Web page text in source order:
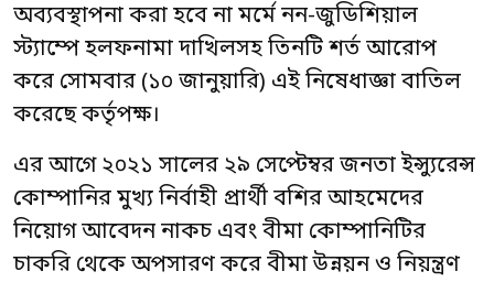
অব্যবস্থাপনা করা হবে না মর্মে নন-জুডিশিয়াল
স্ট্যাম্পে হলফনামা দাখিলসহ তিনটি শর্ত আরোপ
করে সোমবার (১০ জানুয়ারি) এই নিষেধাজ্ঞা বাতিল
করেছে কর্তৃপক্ষ।
এর আগে ২০২১ সালের ২৯ সেপ্টেম্বর জনতা ইন্স্যুরেন্স
কোম্পানির মুখ্য নির্বাহী প্রার্থী বশির আহমেদের
নিয়োগ আবেদন নাকচ এবং বীমা কোম্পানিটির
চাকরি থেকে অপসারণ করে বীমা উন্নয়ন ও নিয়ন্ত্রণ